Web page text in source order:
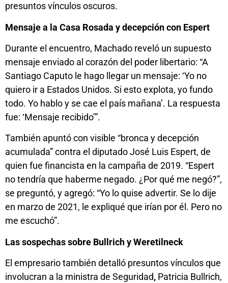
presuntos vínculos oscuros.
Mensaje a la Casa Rosada y decepción con Espert
Durante el encuentro, Machado reveló un supuesto
mensaje enviado al corazón del poder libertario: “A
Santiago Caputo le hago llegar un mensaje: ‘Yo no
quiero ir a Estados Unidos. Si esto explota, yo fundo
todo. Yo hablo y se cae el país mañana’. La respuesta
fue: ‘Mensaje recibido’”.
También apuntó con visible “bronca y decepción
acumulada” contra el diputado José Luis Espert, de
quien fue financista en la campaña de 2019. “Espert
no tendría que haberme negado. ¿Por qué me negó?”,
se preguntó, y agregó: “Yo lo quise advertir. Se lo dije
en marzo de 2021, le expliqué que irían por él. Pero no
me escuchó”.
Las sospechas sobre Bullrich y Weretilneck
El empresario también detalló presuntos vínculos que
involucran a la ministra de Seguridad, Patricia Bullrich,